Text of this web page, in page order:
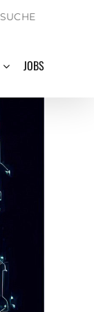
SUCHE
JOBS